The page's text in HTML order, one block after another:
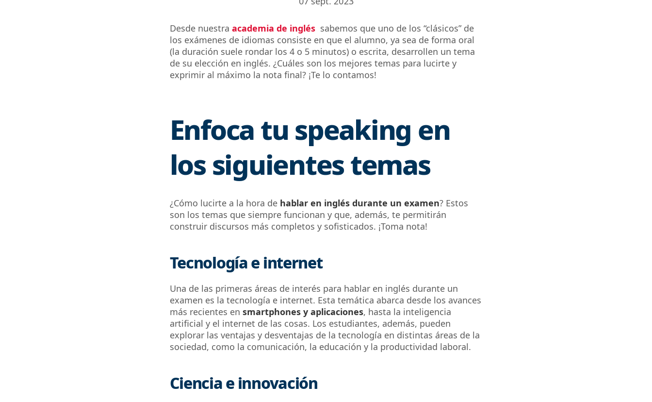
Desde nuestra academia de inglés sabemos que uno de los “clásicos” de
los exámenes de idiomas consiste en que el alumno, ya sea de forma oral
(la duración suele rondar los 4 o 5 minutos) o escrita, desarrollen un tema
de su elección en inglés. ¿Cuáles son los mejores temas para lucirte y
exprimir al máximo la nota final? ¡Te lo contamos!
Enfoca tuspeaking en
los siguientes temas
¿Cómo lucirte a la hora de hablar en inglés durante un examen? Estos
son los temas que siempre funcionan y que, además, te permitirán
construir discursos más completos y sofisticados. ¡Toma nota!
Tecnología e internet
Una de las primeras áreas de interés para hablar en inglés durante un
examen es la tecnología e internet. Esta temática abarca desde los avances
más recientes en smartphones y aplicaciones, hasta la inteligencia
artificial y el internet de las cosas. Los estudiantes, además, pueden
explorar las ventajas y desventajas de la tecnología en distintas áreas de la
sociedad, como la comunicación, la educación y la productividad laboral.
Ciencia e innovación